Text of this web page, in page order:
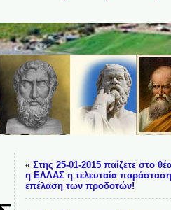
« Στης 25-01-2015 παίζετε στο
η ΕΛΛΑΣ η τελευταία
επέλαση των προδοτών!